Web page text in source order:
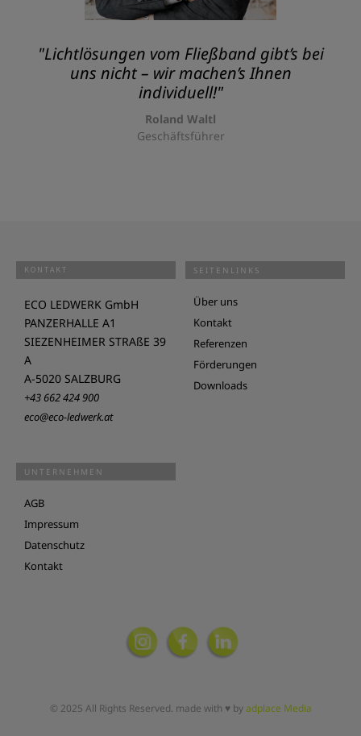
"Lichtlösungen vom Fließband gibt’s bei
uns nicht – wir machen’s Ihnen
individuell!"
Roland Waltl
Geschäftsführer
KONTAKT
ECO LEDWERK GmbH
PANZERHALLE A1
SIEZENHEIMER STRAßE 39
A
A-5020 SALZBURG
+43 662 424 900
eco@eco-ledwerk.at
SEITENLINKS
Über uns
Kontakt
Referenzen
Förderungen
Downloads
UNTERNEHMEN
AGB
Impressum
Datenschutz
Kontakt
© 2025 All Rights Reserved. made with ♥ byadplace Media